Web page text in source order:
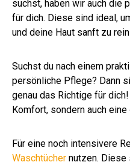
suchst, haben wir auch die
für dich. Diese sind ideal,
und deine Haut sanft zu
Suchst du nach einem
persönliche Pflege? Dann
genau das Richtige für
Komfort, sondern auch
Für eine noch intensivere
Waschtücher nutzen. Diese